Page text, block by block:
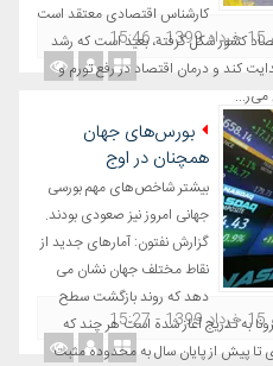
کارشناس اقتصادی معتقد است
کشور شکل گرفته، بعید است که رشد
کند و درمان اقتصاد در رفع تورم و
می‌ر...
بورس‌های جهان
همچنان در اوج
بیشتر شاخص‌های مهم بورسی
جهانی امروز نیز صعودی بودند.
گزارش نفتون: آمارهای جدید از
نقاط مختلف جهان نشان می
دهد که روند بازگشت سطح
به تدریج آغاز شده است هر چند که
تا پیش از پایان سال به محدوده مثبت